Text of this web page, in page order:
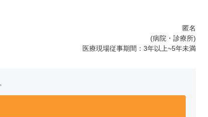
匿名
(病院・診療所)
医療現場従事期間：3年以上~5年未満